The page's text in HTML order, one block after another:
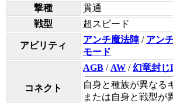
撃種
貫通
戦型
超スピード
アビリティ
アンチ魔法陣/ アン
モード
コネクト
AGB / AW /幻竜封じ
自身と種族が異なる
または自身と戦型が